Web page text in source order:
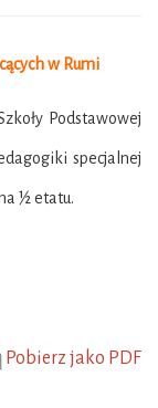
w Rumi
Podstawowej
specjalnej
½ etatu.
Pobierz jako PDF